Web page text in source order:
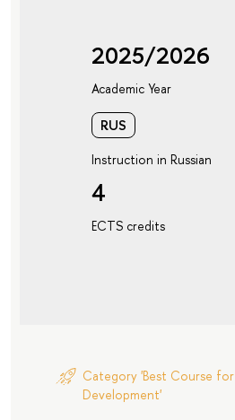
2025/2026
Academic Year
RUS
Instruction in Russian
4
ECTS credits
Category 'Best Course
Development'